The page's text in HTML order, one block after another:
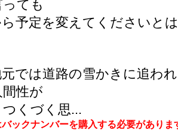
ても
予定を変えてくださいと
では道路の雪かきに追わ
性が
くづく思...
ックナンバーを購入する必要がありま